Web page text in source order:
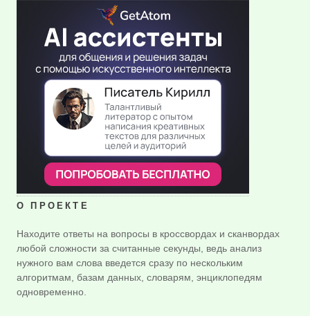
О ПРОЕКТЕ
Находите ответы на вопросы в кроссвордах и сканвордах
любой сложности за считанные секунды, ведь анализ
нужного вам слова введется сразу по нескольким
алгоритмам, базам данных, словарям, энциклопедям
одновременно.